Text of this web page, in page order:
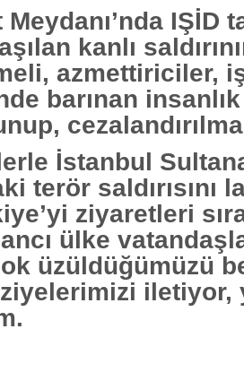
IŞİD
kanlı
azmettiriciler,
barınan
İstanbul
terör saldırısını
ziyaretleri
ülke
üzüldüğümüzü
iletiyor,